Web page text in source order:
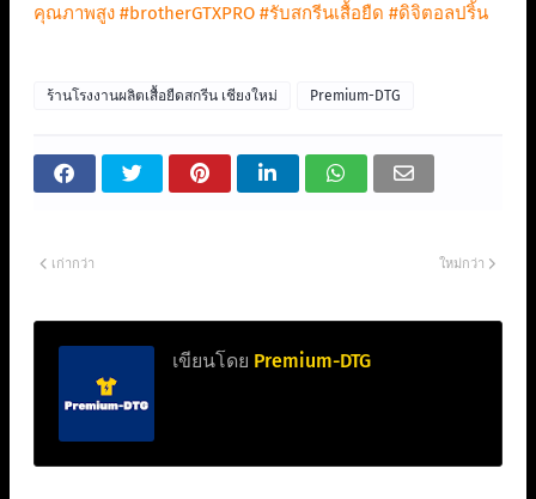
คุณภาพสูง #brotherGTXPRO #รับสกรีนเสื้อยืด #ดิจิตอลปริ้น
ร้านโรงงานผลิตเสื้อยืดสกรีน เชียงใหม่ Premium-DTG
ใหม่กว่า
เก่ากว่า
เขียนโดย Premium-DTG